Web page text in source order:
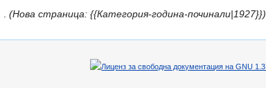
(Нова страница: {{Категория-година-починали|1927}})